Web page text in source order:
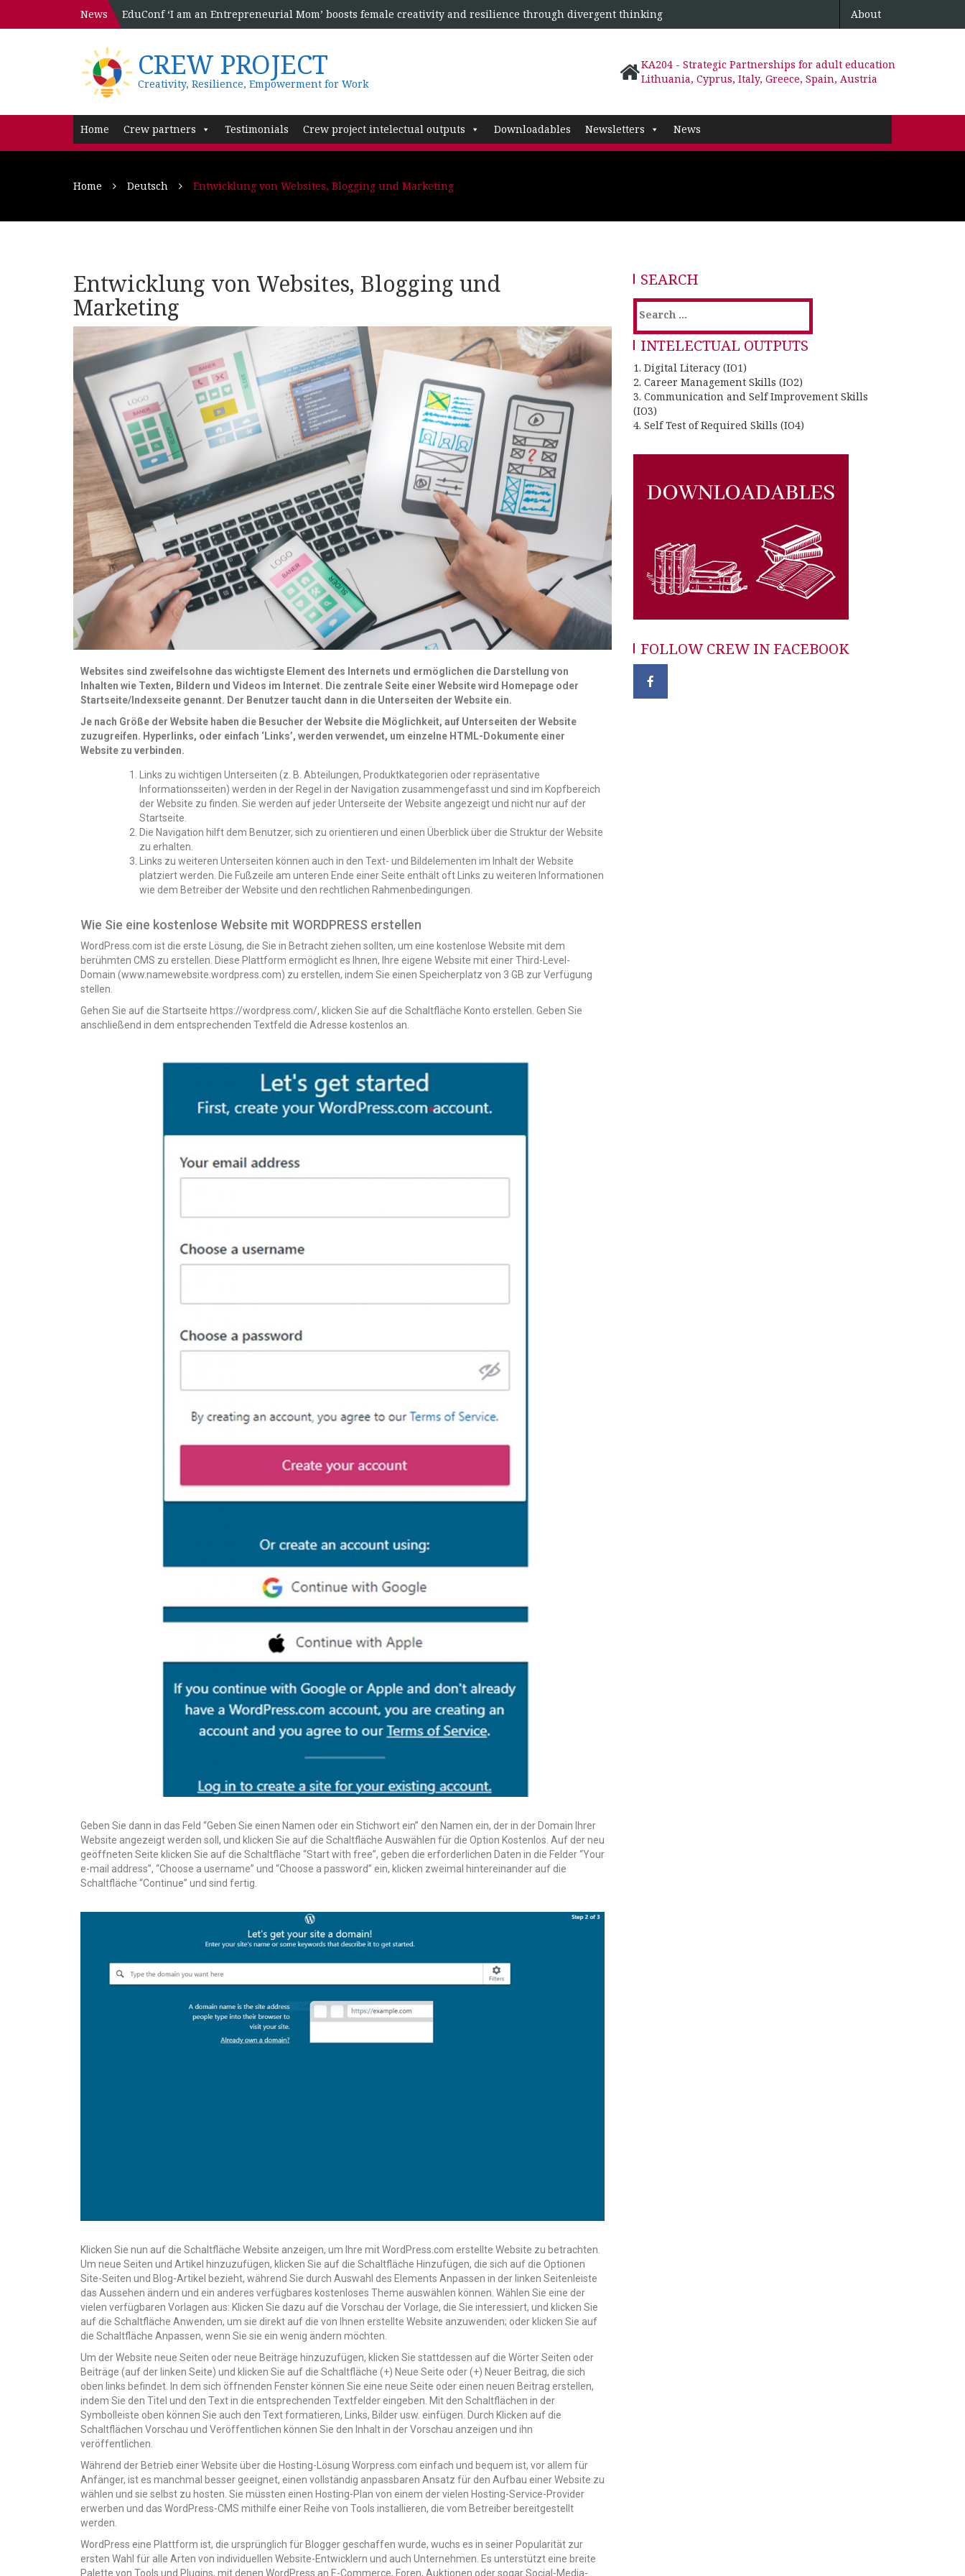
News EduConf ‘I am an Entrepreneurial Mom’ boosts female creativity and resilience through divergent thinking About
CREW PROJECT
Creativity, Resilience, Empowerment for Work
KA204 - Strategic Partnerships for adult education
Lithuania, Cyprus, Italy, Greece, Spain, Austria
Home Crew partners Testimonials Crew project intelectual outputs Downloadables Newsletters News
Home Deutsch Entwicklung von Websites, Blogging und Marketing
Entwicklung von Websites, Blogging und
Marketing
Websites sind zweifelsohne das wichtigste Element des Internets und ermöglichen die Darstellung von
Inhalten wie Texten, Bildern und Videos im Internet. Die zentrale Seite einer Website wird Homepage oder
Startseite/Indexseite genannt. Der Benutzer taucht dann in die Unterseiten der Website ein.
Je nach Größe der Website haben die Besucher der Website die Möglichkeit, auf Unterseiten der Website
zuzugreifen. Hyperlinks, oder einfach ‘Links’, werden verwendet, um einzelne HTML-Dokumente einer
Website zu verbinden.
Links zu wichtigen Unterseiten (z. B. Abteilungen, Produktkategorien oder repräsentative
Informationsseiten) werden in der Regel in der Navigation zusammengefasst und sind im Kopfbereich
der Website zu finden. Sie werden auf jeder Unterseite der Website angezeigt und nicht nur auf der
Startseite.
Die Navigation hilft dem Benutzer, sich zu orientieren und einen Überblick über die Struktur der Website
zu erhalten.
Links zu weiteren Unterseiten können auch in den Text- und Bildelementen im Inhalt der Website
platziert werden. Die Fußzeile am unteren Ende einer Seite enthält oft Links zu weiteren Informationen
wie dem Betreiber der Website und den rechtlichen Rahmenbedingungen.
Wie Sie eine kostenlose Website mit WORDPRESS erstellen
WordPress.com ist die erste Lösung, die Sie in Betracht ziehen sollten, um eine kostenlose Website mit dem
berühmten CMS zu erstellen. Diese Plattform ermöglicht es Ihnen, Ihre eigene Website mit einer Third-Level-
Domain (www.namewebsite.wordpress.com) zu erstellen, indem Sie einen Speicherplatz von 3 GB zur Verfügung
stellen.
Gehen Sie auf die Startseite https://wordpress.com/, klicken Sie auf die Schaltfläche Konto erstellen. Geben Sie
anschließend in dem entsprechenden Textfeld die Adresse kostenlos an.
Geben Sie dann in das Feld “Geben Sie einen Namen oder ein Stichwort ein” den Namen ein, der in der Domain Ihrer
Website angezeigt werden soll, und klicken Sie auf die Schaltfläche Auswählen für die Option Kostenlos. Auf der neu
geöffneten Seite klicken Sie auf die Schaltfläche “Start with free”, geben die erforderlichen Daten in die Felder “Your
e-mail address”, “Choose a username” und “Choose a password” ein, klicken zweimal hintereinander auf die
Schaltfläche “Continue” und sind fertig.
Klicken Sie nun auf die Schaltfläche Website anzeigen, um Ihre mit WordPress.com erstellte Website zu betrachten.
Um neue Seiten und Artikel hinzuzufügen, klicken Sie auf die Schaltfläche Hinzufügen, die sich auf die Optionen
Site-Seiten und Blog-Artikel bezieht, während Sie durch Auswahl des Elements Anpassen in der linken Seitenleiste
das Aussehen ändern und ein anderes verfügbares kostenloses Theme auswählen können. Wählen Sie eine der
vielen verfügbaren Vorlagen aus: Klicken Sie dazu auf die Vorschau der Vorlage, die Sie interessiert, und klicken Sie
auf die Schaltfläche Anwenden, um sie direkt auf die von Ihnen erstellte Website anzuwenden; oder klicken Sie auf
die Schaltfläche Anpassen, wenn Sie sie ein wenig ändern möchten.
Um der Website neue Seiten oder neue Beiträge hinzuzufügen, klicken Sie stattdessen auf die Wörter Seiten oder
Beiträge (auf der linken Seite) und klicken Sie auf die Schaltfläche (+) Neue Seite oder (+) Neuer Beitrag, die sich
oben links befindet. In dem sich öffnenden Fenster können Sie eine neue Seite oder einen neuen Beitrag erstellen,
indem Sie den Titel und den Text in die entsprechenden Textfelder eingeben. Mit den Schaltflächen in der
Symbolleiste oben können Sie auch den Text formatieren, Links, Bilder usw. einfügen. Durch Klicken auf die
Schaltflächen Vorschau und Veröffentlichen können Sie den Inhalt in der Vorschau anzeigen und ihn
veröffentlichen.
Während der Betrieb einer Website über die Hosting-Lösung Worpress.com einfach und bequem ist, vor allem für
Anfänger, ist es manchmal besser geeignet, einen vollständig anpassbaren Ansatz für den Aufbau einer Website zu
wählen und sie selbst zu hosten. Sie müssten einen Hosting-Plan von einem der vielen Hosting-Service-Provider
erwerben und das WordPress-CMS mithilfe einer Reihe von Tools installieren, die vom Betreiber bereitgestellt
werden.
WordPress eine Plattform ist, die ursprünglich für Blogger geschaffen wurde, wuchs es in seiner Popularität zur
ersten Wahl für alle Arten von individuellen Website-Entwicklern und auch Unternehmen. Es unterstützt eine breite
Palette von Tools und Plugins, mit denen WordPress an E-Commerce, Foren, Auktionen oder sogar Social-Media-
SEARCH
INTELECTUAL OUTPUTS
1. Digital Literacy (IO1)
2. Career Management Skills (IO2)
3. Communication and Self Improvement Skills
(IO3)
4. Self Test of Required Skills (IO4)
FOLLOW CREW IN FACEBOOK